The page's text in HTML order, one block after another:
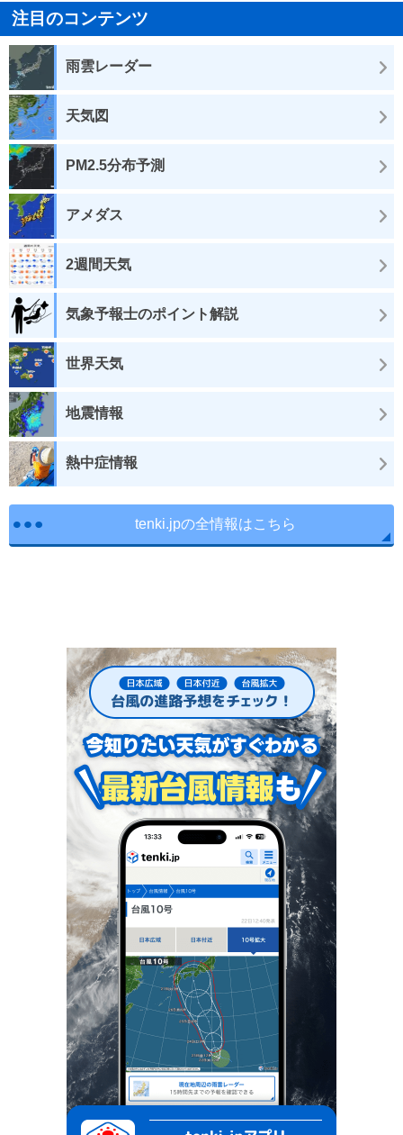
注目のコンテンツ
雨雲レーダー
天気図
PM2.5分布予測
アメダス
2週間天気
気象予報士のポイント解説
世界天気
地震情報
熱中症情報
tenki.jpの全情報はこちら